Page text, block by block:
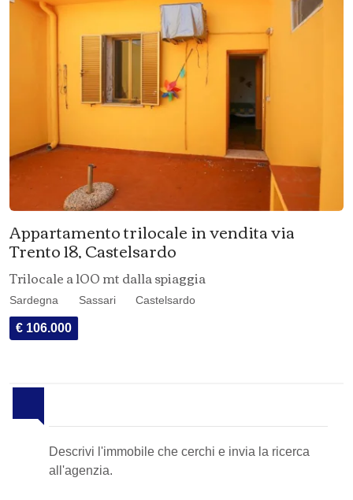
Appartamento trilocale in vendita via
Trento 18, Castelsardo
Trilocale a 100 mt dalla spiaggia
Sardegna Sassari Castelsardo
€ 106.000
Descrivi l'immobile che cerchi e invia la ricerca
all'agenzia.